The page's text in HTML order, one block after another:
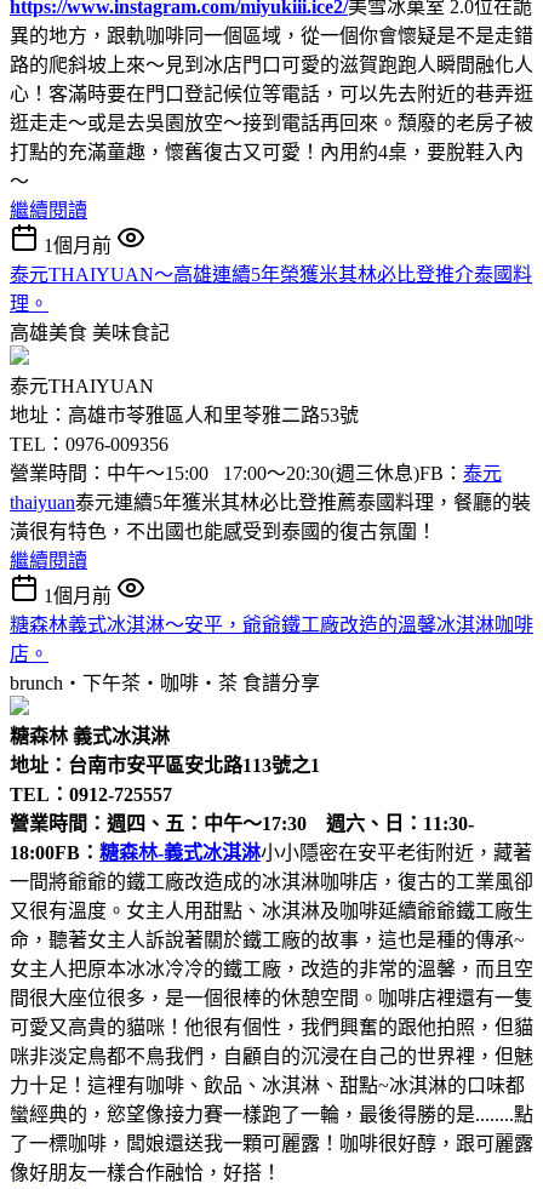
https://www.instagram.com/miyukiii.ice2/美雪冰菓室 2.0位在詭
異的地方，跟軌咖啡同一個區域，從一個你會懷疑是不是走錯
路的爬斜坡上來～見到冰店門口可愛的滋賀跑跑人瞬間融化人
心！客滿時要在門口登記候位等電話，可以先去附近的巷弄逛
逛走走～或是去吳園放空～接到電話再回來。頹廢的老房子被
打點的充滿童趣，懷舊復古又可愛！內用約4桌，要脫鞋入內
～
繼續閱讀
1個月前
泰元THAIYUAN～高雄連續5年榮獲米其林必比登推介泰國料
理。
高雄美食 美味食記
泰元THAIYUAN
地址：高雄市苓雅區人和里苓雅二路53號
TEL：0976-009356
營業時間：中午～15:00 17:00～20:30(週三休息)FB： 泰元
thaiyuan泰元連續5年獲米其林必比登推薦泰國料理，餐廳的裝
潢很有特色，不出國也能感受到泰國的復古氛圍！
繼續閱讀
1個月前
糖森林義式冰淇淋～安平，爺爺鐵工廠改造的溫馨冰淇淋咖啡
店。
brunch‧下午茶‧咖啡‧茶 食譜分享
糖森林 義式冰淇淋
地址：台南市安平區安北路113號之1
TEL：0912-725557
營業時間：週四、五：中午～17:30 週六、日：11:30-
18:00FB： 糖森林-義式冰淇淋小小隱密在安平老街附近，藏著
一間將爺爺的鐵工廠改造成的冰淇淋咖啡店，復古的工業風卻
又很有溫度。女主人用甜點、冰淇淋及咖啡延續爺爺鐵工廠生
命，聽著女主人訴說著關於鐵工廠的故事，這也是種的傳承~
女主人把原本冰冰冷冷的鐵工廠，改造的非常的溫馨，而且空
間很大座位很多，是一個很棒的休憩空間。咖啡店裡還有一隻
可愛又高貴的貓咪！他很有個性，我們興奮的跟他拍照，但貓
咪非淡定鳥都不鳥我們，自顧自的沉浸在自己的世界裡，但魅
力十足！這裡有咖啡、飲品、冰淇淋、甜點~冰淇淋的口味都
蠻經典的，慾望像接力賽一樣跑了一輪，最後得勝的是........點
了一標咖啡，闆娘還送我一顆可麗露！咖啡很好醇，跟可麗露
像好朋友一樣合作融恰，好搭！